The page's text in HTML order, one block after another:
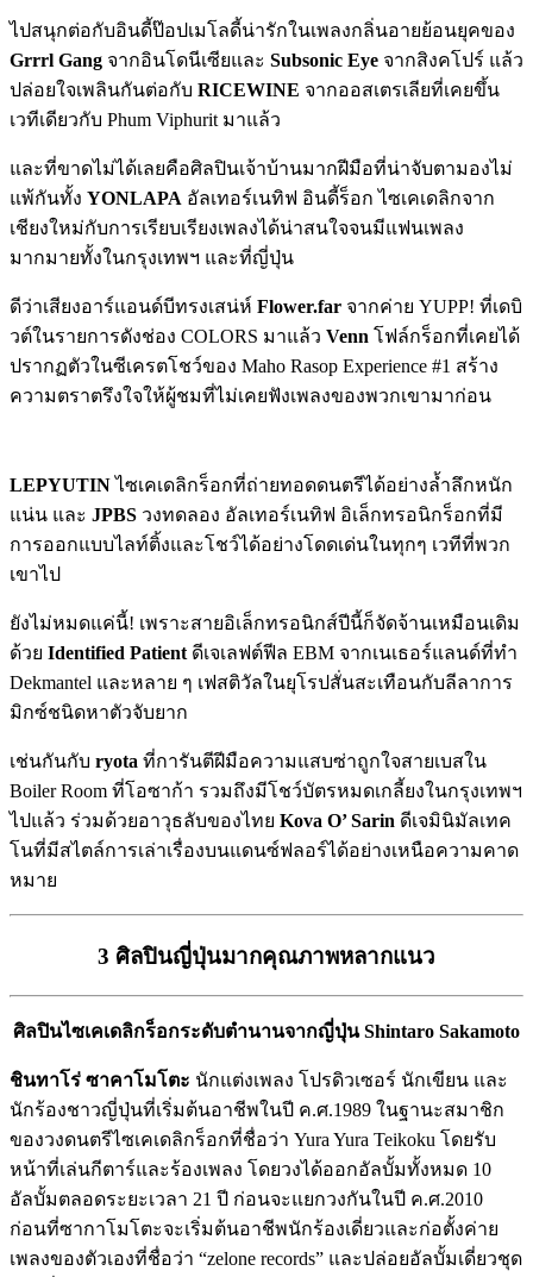
ไปสนุกต่อกับอินดี้ป๊อปเมโลดี้น่ารักในเพลงกลิ่นอายย้อนยุคของ
Grrrl Gang จากอินโดนีเซียและ Subsonic Eye จากสิงคโปร์ แล้ว
ปล่อยใจเพลินกันต่อกับ RICEWINE จากออสเตรเลียที่เคยขึ้น
เวทีเดียวกับ Phum Viphurit มาแล้ว
และที่ขาดไม่ได้เลยคือศิลปินเจ้าบ้านมากฝีมือที่น่าจับตามองไม่
แพ้กันทั้ง YONLAPA อัลเทอร์เนทิฟ อินดี้ร็อก ไซเคเดลิกจาก
เชียงใหม่กับการเรียบเรียงเพลงได้น่าสนใจจนมีแฟนเพลง
มากมายทั้งในกรุงเทพฯ และที่ญี่ปุ่น
ดีว่าเสียงอาร์แอนด์บีทรงเสน่ห์ Flower.far จากค่าย YUPP! ที่เดบิ
วต์ในรายการดังช่อง COLORS มาแล้ว Venn โฟล์กร็อกที่เคยได้
ปรากฏตัวในซีเครตโชว์ของ Maho Rasop Experience #1 สร้าง
ความตราตรึงใจให้ผู้ชมที่ไม่เคยฟังเพลงของพวกเขามาก่อน
LEPYUTINไซเคเดลิกร็อกที่ถ่ายทอดดนตรีได้อย่างล้ำลึกหนัก
แน่น และ JPBS วงทดลอง อัลเทอร์เนทิฟ อิเล็กทรอนิกร็อกที่มี
การออกแบบไลท์ติ้งและโชว์ได้อย่างโดดเด่นในทุกๆ เวทีที่พวก
เขาไป
ยังไม่หมดแค่นี้! เพราะสายอิเล็กทรอนิกส์ปีนี้ก็จัดจ้านเหมือนเดิม
ด้วย Identified Patient ดีเจเลฟต์ฟีล EBM จากเนเธอร์แลนด์ที่ทำ
Dekmantel และหลาย ๆ เฟสติวัลในยุโรปสั่นสะเทือนกับลีลาการ
มิกซ์ชนิดหาตัวจับยาก
เช่นกันกับ ryota ที่การันตีฝีมือความแสบซ่าถูกใจสายเบสใน
Boiler Room ที่โอซาก้า รวมถึงมีโชว์บัตรหมดเกลี้ยงในกรุงเทพฯ
ไปแล้ว ร่วมด้วยอาวุธลับของไทย Kova O’ Sarin ดีเจมินิมัลเทค
โนที่มีสไตล์การเล่าเรื่องบนแดนซ์ฟลอร์ได้อย่างเหนือความคาด
หมาย
3 ศิลปินญี่ปุ่นมากคุณภาพหลากแนว
ศิลปินไซเคเดลิกร็อกระดับตำนานจากญี่ปุ่น Shintaro Sakamoto
ชินทาโร่ ซาคาโมโตะ นักแต่งเพลง โปรดิวเซอร์ นักเขียน และ
นักร้องชาวญี่ปุ่นที่เริ่มต้นอาชีพในปี ค.ศ.1989 ในฐานะสมาชิก
ของวงดนตรีไซเคเดลิกร็อกที่ชื่อว่า Yura Yura Teikoku โดยรับ
หน้าที่เล่นกีตาร์และร้องเพลง โดยวงได้ออกอัลบั้มทั้งหมด 10
อัลบั้มตลอดระยะเวลา 21 ปี ก่อนจะแยกวงกันในปี ค.ศ.2010
ก่อนที่ซากาโมโตะจะเริ่มต้นอาชีพนักร้องเดี่ยวและก่อตั้งค่าย
เพลงของตัวเองที่ชื่อว่า “zelone records” และปล่อยอัลบั้มเดี่ยวชุด